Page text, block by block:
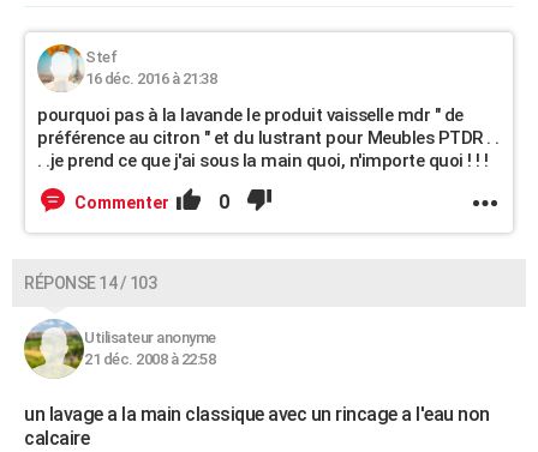
Stef
16 déc. 2016 à 21:38
pourquoi pas à la lavande le produit vaisselle mdr " de
préférence au citron " et du lustrant pour Meubles PTDR . .
. .je prend ce que j'ai sous la main quoi, n'importe quoi ! ! !
Commenter 0
RÉPONSE 14 / 103
Utilisateur anonyme
21 déc. 2008 à 22:58
un lavage a la main classique avec un rincage a l'eau non
calcaire